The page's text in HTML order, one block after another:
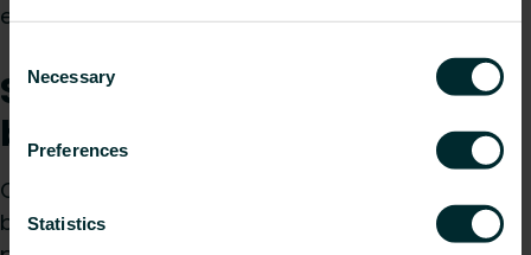
Selection
Necessary
Preferences
Statistics
ecologische voetafdruk van City Dox.
Slimme elektrische
badkamerradiatoren
Om ook in de badkamers een duurzaam
binnenklimaatcomfort te garanderen, omvat het